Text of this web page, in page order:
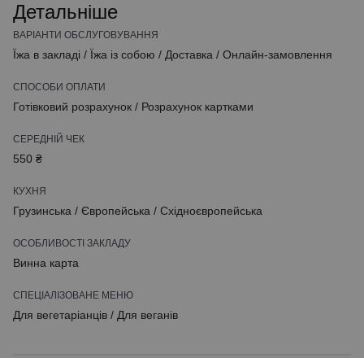
Детальніше
ВАРІАНТИ ОБСЛУГОВУВАННЯ
Їжа в закладі / Їжа із собою / Доставка / Онлайн-замовлення
СПОСОБИ ОПЛАТИ
Готівковий розрахунок / Розрахунок картками
СЕРЕДНІЙ ЧЕК
550 ₴
КУХНЯ
Грузинська / Європейська / Східноєвропейська
ОСОБЛИВОСТІ ЗАКЛАДУ
Винна карта
СПЕЦІАЛІЗОВАНЕ МЕНЮ
Для вегетаріанців / Для веганів